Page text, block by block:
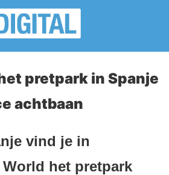
pretpark in Spanje
achtbaan
vind je in
het pretpark